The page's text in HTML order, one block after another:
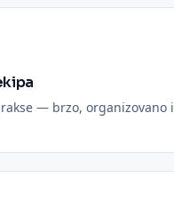
— brzo, organizovano i